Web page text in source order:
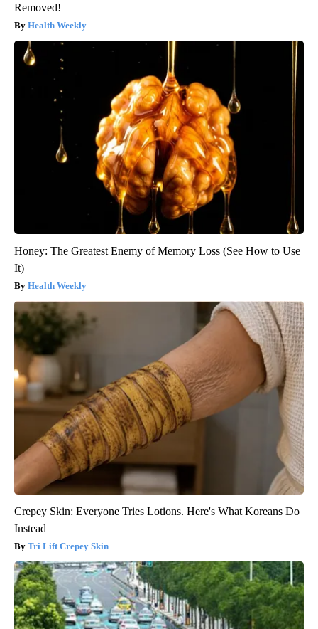
Removed!
Health Weekly
Honey: The Greatest Enemy of Memory Loss (See How to Use
It)
Health Weekly
Crepey Skin: Everyone Tries Lotions. Here's What Koreans Do
Instead
Tri Lift Crepey Skin